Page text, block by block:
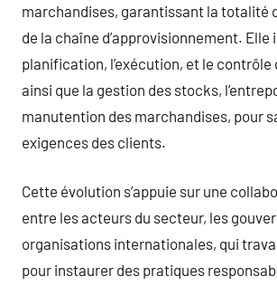
marchandises, garantissant la totalité
de la chaîne d’approvisionnement. Elle
planification, l’exécution, et le contrôle
ainsi que la gestion des stocks,
manutention des marchandises, pour
exigences des clients.
Cette évolution s’appuie sur une
entre les acteurs du secteur, les
organisations internationales, qui
pour instaurer des pratiques